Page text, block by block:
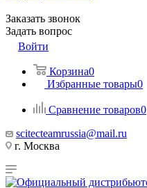
Заказать звонок
Задать вопрос
Войти
Корзина0
Избранные товары0
Сравнение товаров0
scitecteamrussia@mail.ru
г. Москва